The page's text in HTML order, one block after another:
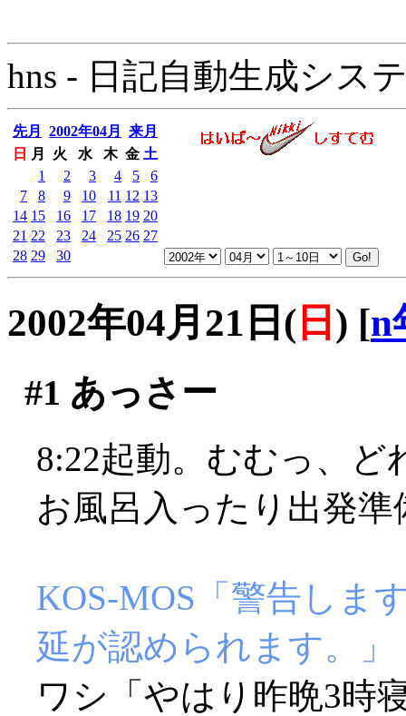
hns - 日記自動生成シス
先月 2002年04月
来月
日
月 火 水 木 金 土
1
2 3 4 5
6
7
8 9 10 11 12 13
14 15 16 17 18 19 20
21 22 23 24 25 26 27
28 29 30
2002年04月21日( 日 ) [n
#1 あっさー
8:22起動。むむっ、
お風呂入ったり出発準
KOS-MOS「警告しま
延が認められます。」
ワシ「やはり昨晩3時